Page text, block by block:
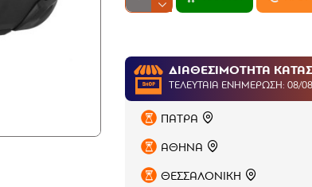
ΔΙΑΘΕΣΙΜΟΤΗΤΑ
ΤΕΛΕΥΤΑΊΑ ΕΝΗΜΈΡΩΣΗ: 08/
ΠΑΤΡΑ
ΑΘΗΝΑ
ΘΕΣΣΑΛΟΝΙΚΗ